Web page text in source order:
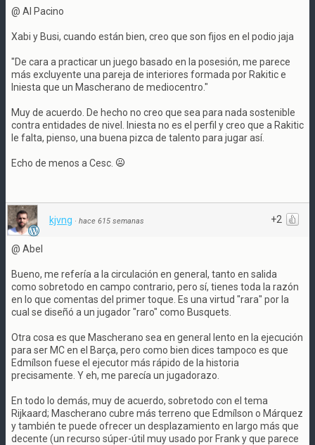
@ Al Pacino
Xabi y Busi, cuando están bien, creo que son fijos en el podio jaja
"De cara a practicar un juego basado en la posesión, me parece
más excluyente una pareja de interiores formada por Rakitic e
Iniesta que un Mascherano de mediocentro."
Muy de acuerdo. De hecho no creo que sea para nada sostenible
contra entidades de nivel. Iniesta no es el perfil y creo que a Rakitic
le falta, pienso, una buena pizca de talento para jugar así.
Echo de menos a Cesc.
+2
kjvng · hace 615 semanas
@ Abel
Bueno, me refería a la circulación en general, tanto en salida
como sobretodo en campo contrario, pero sí, tienes toda la razón
en lo que comentas del primer toque. Es una virtud "rara" por la
cual se diseñó a un jugador "raro" como Busquets.
Otra cosa es que Mascherano sea en general lento en la ejecución
para ser MC en el Barça, pero como bien dices tampoco es que
Edmílson fuese el ejecutor más rápido de la historia
precisamente. Y eh, me parecía un jugadorazo.
En todo lo demás, muy de acuerdo, sobretodo con el tema
Rijkaard; Mascherano cubre más terreno que Edmílson o Márquez
y también te puede ofrecer un desplazamiento en largo más que
decente (un recurso súper-útil muy usado por Frank y que parece